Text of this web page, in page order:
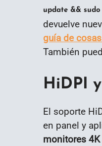
update &&
devuelve
guía de
También
HiDPI
El soporte
en panel y
monitores